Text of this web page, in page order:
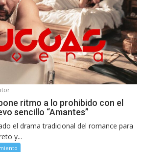
ritmo a lo prohibido con el
sencillo “Amantes”
el drama tradicional del romance para
y...